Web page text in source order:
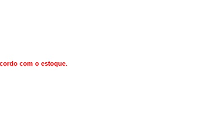
com o estoque.